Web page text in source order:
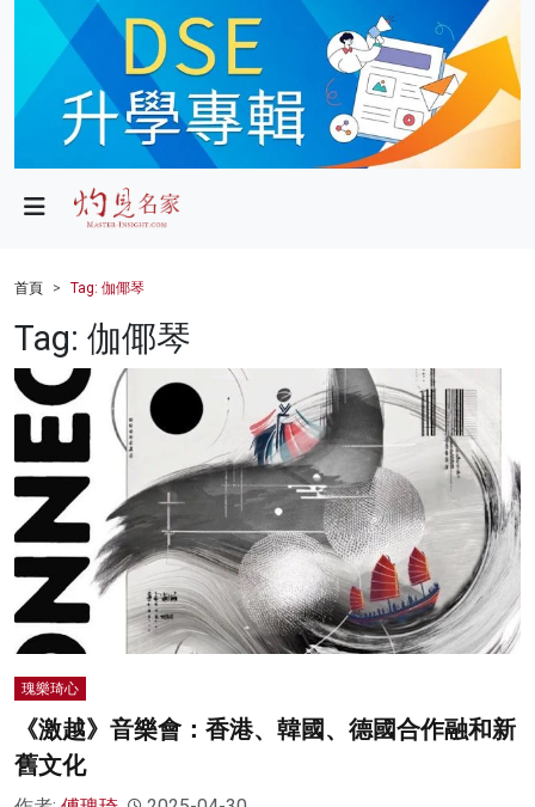
政局
財經
健康
商業
科技
影片
名家榜
灼見活動
首頁 Tag: 伽倻琴
Tag: 伽倻琴
瑰樂琦心
《激越》音樂會：香港、韓國、德國合作融和新
舊文化